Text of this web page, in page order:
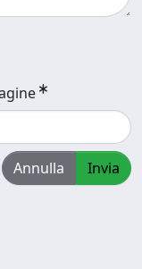
Annulla Invia